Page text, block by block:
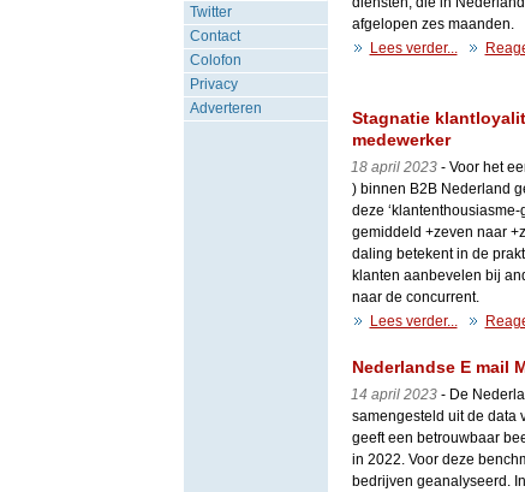
Twitter
Contact
Colofon
Privacy
Adverteren
afgelopen zes maanden.
Lees verder...
Stagnatie
medewerker
18 april 2023- Voor het
) binnen B2B Nederland
deze
gemiddeld +zeven naar
daling betekent in de
klanten aanbevelen bij
naar de concurrent.
Lees verder...
Nederlandse E mail
14 april 2023- De
samengesteld uit de data
geeft een betrouwbaar
in 2022. Voor deze
bedrijven geanalyseerd.